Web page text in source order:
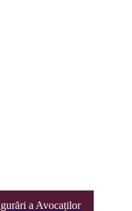
a Avocaților